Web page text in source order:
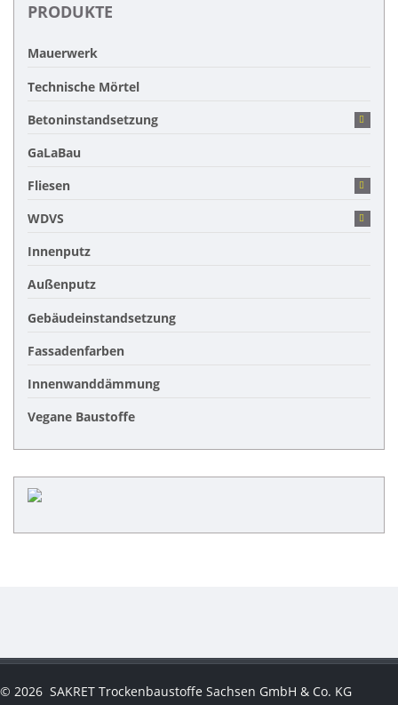
PRODUKTE
Mauerwerk
Technische Mörtel
Betoninstandsetzung
GaLaBau
Fliesen
WDVS
Innenputz
Außenputz
Gebäudeinstandsetzung
Fassadenfarben
Innenwanddämmung
Vegane Baustoffe
© 2026 SAKRET Trockenbaustoffe Sachsen GmbH & Co. KG